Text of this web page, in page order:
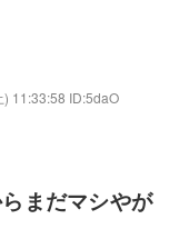
11:33:58 ID:5daO
まだマシやが